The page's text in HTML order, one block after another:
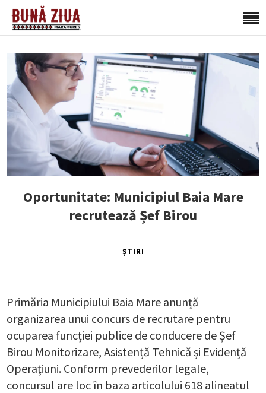
Oportunitate: Municipiul Baia Mare
recrutează Șef Birou
ȘTIRI
Primăria Municipiului Baia Mare anunță
organizarea unui concurs de recrutare pentru
ocuparea funcției publice de conducere de Șef
Birou Monitorizare, Asistență Tehnică și Evidență
Operațiuni. Conform prevederilor legale,
concursul are loc în baza articolului 618 alineatul